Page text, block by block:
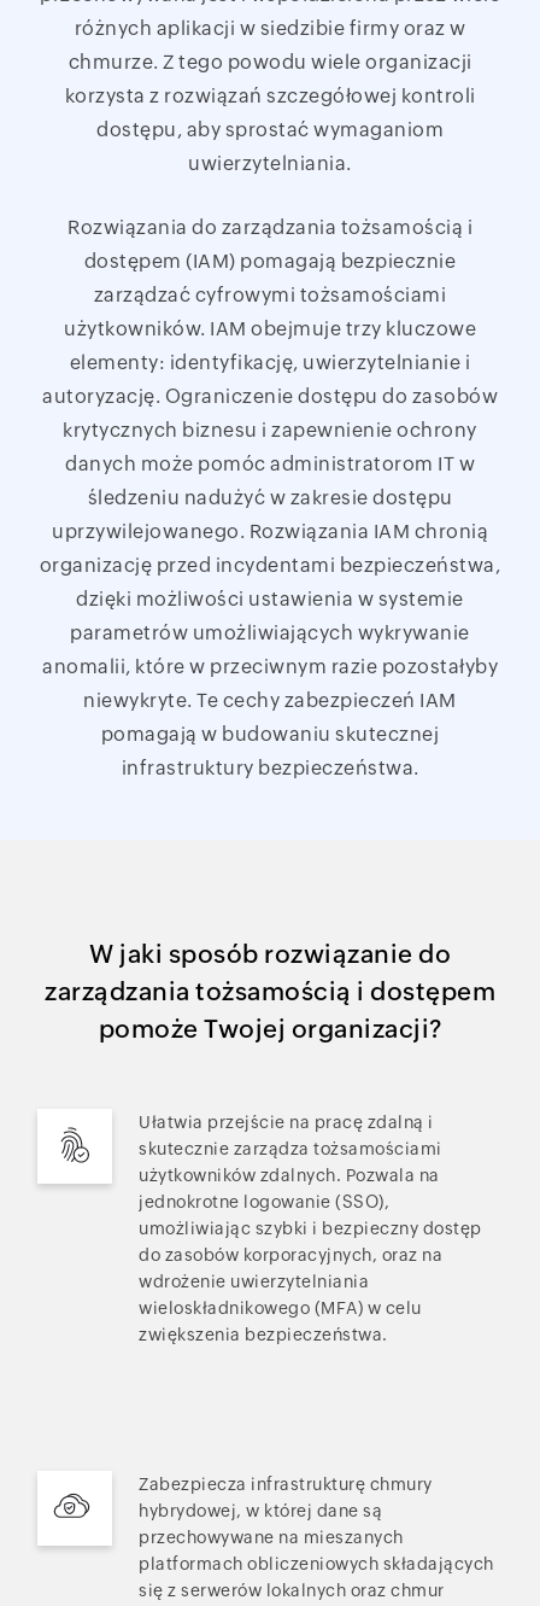
różnych aplikacji w siedzibie firmy oraz w
chmurze. Z tego powodu wiele organizacji
korzysta z rozwiązań szczegółowej kontroli
dostępu, aby sprostać wymaganiom
uwierzytelniania.
Rozwiązania do zarządzania tożsamością i
dostępem (IAM) pomagają bezpiecznie
zarządzać cyfrowymi tożsamościami
użytkowników. IAM obejmuje trzy kluczowe
elementy: identyfikację, uwierzytelnianie i
autoryzację. Ograniczenie dostępu do zasobów
krytycznych biznesu i zapewnienie ochrony
danych może pomóc administratorom IT w
śledzeniu nadużyć w zakresie dostępu
uprzywilejowanego. Rozwiązania IAM chronią
organizację przed incydentami bezpieczeństwa,
dzięki możliwości ustawienia w systemie
parametrów umożliwiających wykrywanie
anomalii, które w przeciwnym razie pozostałyby
niewykryte. Te cechy zabezpieczeń IAM
pomagają w budowaniu skutecznej
infrastruktury bezpieczeństwa.
W jaki sposób rozwiązanie do
zarządzania tożsamością i dostępem
pomoże Twojej organizacji?
Ułatwia przejście na pracę zdalną i
skutecznie zarządza tożsamościami
użytkowników zdalnych. Pozwala na
jednokrotne logowanie (SSO),
umożliwiając szybki i bezpieczny dostęp
do zasobów korporacyjnych, oraz na
wdrożenie uwierzytelniania
wieloskładnikowego (MFA) w celu
zwiększenia bezpieczeństwa.
Zabezpiecza infrastrukturę chmury
hybrydowej, w której dane są
przechowywane na mieszanych
platformach obliczeniowych składających
się z serwerów lokalnych oraz chmur